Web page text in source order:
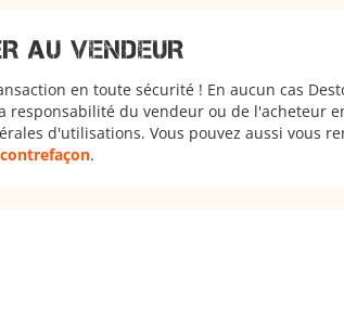
AU VENDEUR
en toute sécurité ! En aucun cas
responsabilité du vendeur ou de l'acheteur
d'utilisations. Vous pouvez aussi vous
.